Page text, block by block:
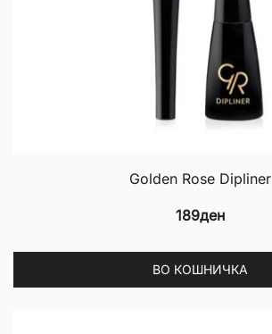
Golden Rose Dipliner
189ден
ВО КОШНИЧКА